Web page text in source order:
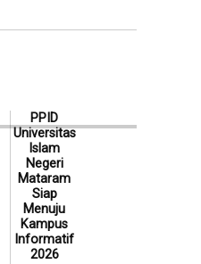
PPID
Universitas
Islam
Negeri
Mataram
Siap
Menuju
Kampus
Informatif
2026